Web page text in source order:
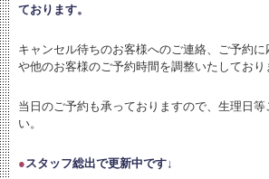
ております。
キャンセル待ちのお客様へのご連絡、ご予約
や他のお客様のご予約時間を調整いたしており
当日のご予約も承っておりますので、生理日等
い。
●スタッフ総出で更新中です↓